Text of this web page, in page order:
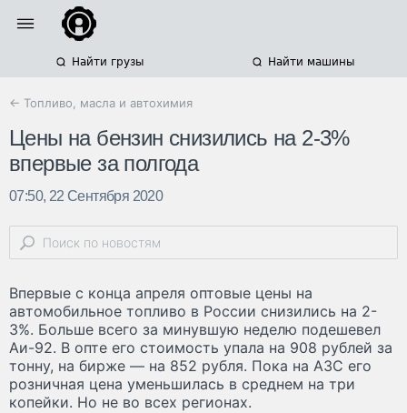
Найти грузы Найти машины
← Топливо, масла и автохимия
Цены на бензин снизились на 2-3%
впервые за полгода
07:50, 22 Сентября 2020
Впервые с конца апреля оптовые цены на
автомобильное топливо в России снизились на 2-
3%. Больше всего за минувшую неделю подешевел
Аи-92. В опте его стоимость упала на 908 рублей за
тонну, на бирже — на 852 рубля. Пока на АЗС его
розничная цена уменьшилась в среднем на три
копейки. Но не во всех регионах.